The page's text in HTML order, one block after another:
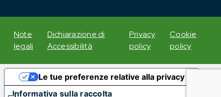
Note
legali
Dichiarazione di
Accessibilità
Privacy
policy
Cookie
policy
Informativa sulla raccolta
Le tue preferenze relative alla privacy